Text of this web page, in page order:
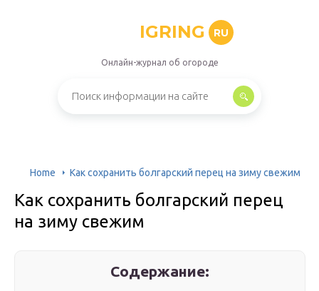
IGRING RU
Онлайн-журнал об огороде
Home Как сохранить болгарский перец на зиму свежим
Как сохранить болгарский перец
на зиму свежим
Содержание: